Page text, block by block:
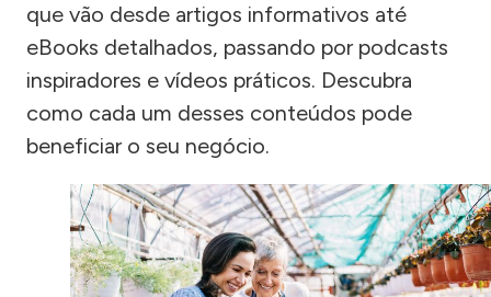
que vão desde artigos informativos até
eBooks detalhados, passando por podcasts
inspiradores e vídeos práticos. Descubra
como cada um desses conteúdos pode
beneficiar o seu negócio.